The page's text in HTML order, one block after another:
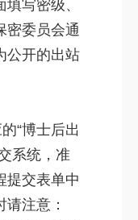
写密级、
密委员会通
公开的出站
“博士后出
系统，准
提交表单中
注意：